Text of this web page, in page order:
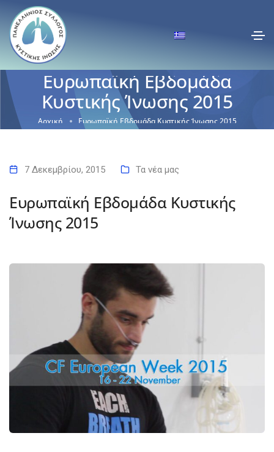
Ευρωπαϊκή Εβδομάδα
Κυστικής Ίνωσης 2015
Αρχική Ευρωπαϊκή Εβδομάδα Κυστικής Ίνωσης 2015
7 Δεκεμβρίου, 2015 Τα νέα μας
Ευρωπαϊκή Εβδομάδα Κυστικής
Ίνωσης 2015